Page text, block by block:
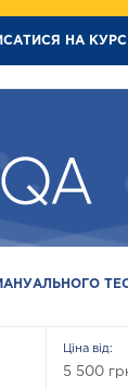
НА КУРС
Ціна від:
5 500